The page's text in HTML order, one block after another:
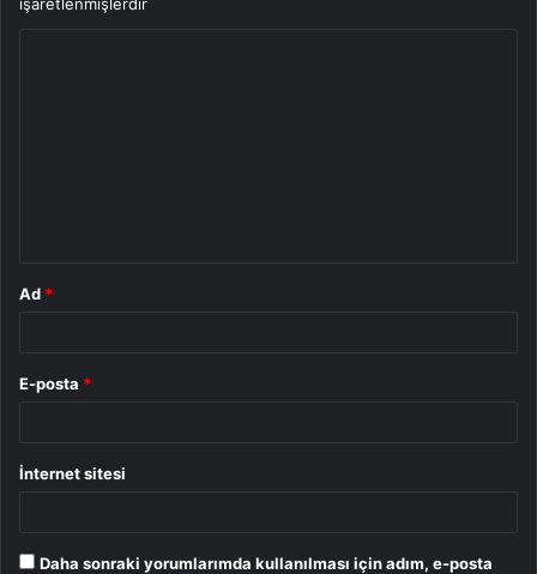
Ad *
E-posta *
İnternet sitesi
Daha sonraki yorumlarımda kullanılması için adım, e-posta